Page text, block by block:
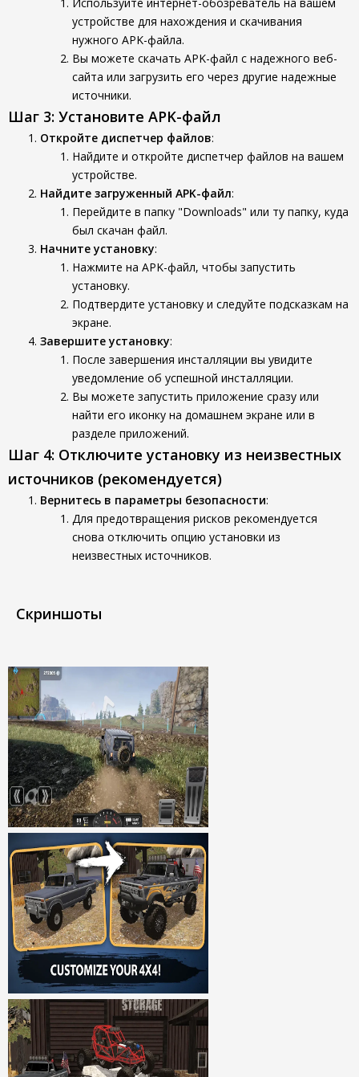
устройстве для нахождения и скачивания
нужного APK-файла.
Вы можете скачать APK-файл с надежного веб-
сайта или загрузить его через другие надежные
источники.
Шаг 3: Установите APK-файл
Откройте диспетчер файлов:
Найдите и откройте диспетчер файлов на вашем
устройстве.
Найдите загруженный APK-файл:
Перейдите в папку "Downloads" или ту папку, куда
был скачан файл.
Начните установку:
Нажмите на APK-файл, чтобы запустить
установку.
Подтвердите установку и следуйте подсказкам на
экране.
Завершите установку:
После завершения инсталляции вы увидите
уведомление об успешной инсталляции.
Вы можете запустить приложение сразу или
найти его иконку на домашнем экране или в
разделе приложений.
Шаг 4: Отключите установку из неизвестных
источников (рекомендуется)
Вернитесь в параметры безопасности:
Для предотвращения рисков рекомендуется
снова отключить опцию установки из
неизвестных источников.
Скриншоты